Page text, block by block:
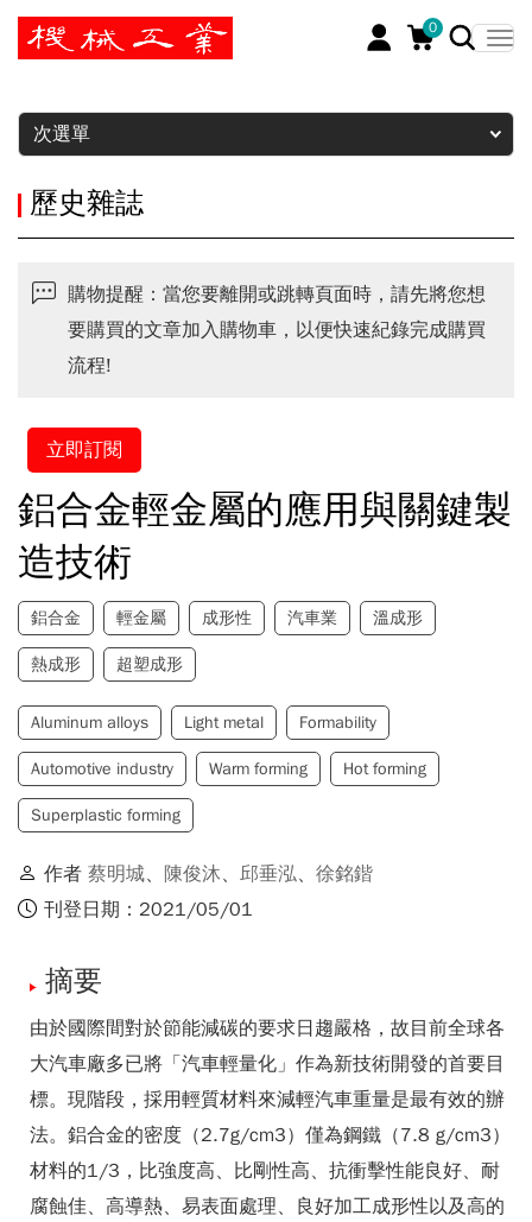
0
暫停
次選單
歷史雜誌
購物提醒：當您要離開或跳轉頁面時，請先將您想
要購買的文章加入購物車，以便快速紀錄完成購買
流程!
立即訂閱
鋁合金輕金屬的應用與關鍵製
造技術
鋁合金 輕金屬 成形性 汽車業 溫成形
熱成形 超塑成形
Aluminum alloys Light metal Formability
Automotive industry Warm forming Hot forming
Superplastic forming
作者 蔡明城、 陳俊沐、 邱垂泓、 徐銘鍇
刊登日期：2021/05/01
摘要
由於國際間對於節能減碳的要求日趨嚴格，故目前全球各
大汽車廠多已將「汽車輕量化」作為新技術開發的首要目
標。現階段，採用輕質材料來減輕汽車重量是最有效的辦
法。鋁合金的密度（2.7g/cm3）僅為鋼鐵（7.8 g/cm3）
材料的1/3，比強度高、比剛性高、抗衝擊性能良好、耐
腐蝕佳、高導熱、易表面處理、良好加工成形性以及高的